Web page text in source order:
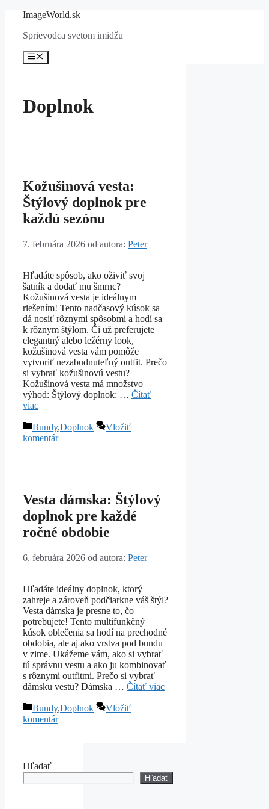
Preskočiť
obsah
ImageWorld.sk
Sprievodca svetom imidžu
Menu
Doplnok
Kožušinová vesta:
Štýlový doplnok pre
každú sezónu
7. februára 2026 od autora: Peter
Hľadáte spôsob, ako oživiť svoj
šatník a dodať mu šmrnc?
Kožušinová vesta je ideálnym
riešením! Tento nadčasový kúsok sa
dá nosiť rôznymi spôsobmi a hodí sa
k rôznym štýlom. Či už preferujete
elegantný alebo ležérny look,
kožušinová vesta vám pomôže
vytvoriť nezabudnuteľný outfit. Prečo
si vybrať kožušinovú vestu?
Kožušinová vesta má množstvo
výhod: Štýlový doplnok: … Čítať
viac
Kategórie
Bundy,Doplnok
Vložiť
komentár
Vesta dámska: Štýlový
doplnok pre každé
ročné obdobie
6. februára 2026 od autora: Peter
Hľadáte ideálny doplnok, ktorý
zahreje a zároveň podčiarkne váš štýl?
Vesta dámska je presne to, čo
potrebujete! Tento multifunkčný
kúsok oblečenia sa hodí na prechodné
obdobia, ale aj ako vrstva pod bundu
v zime. Ukážeme vám, ako si vybrať
tú správnu vestu a ako ju kombinovať
s rôznymi outfitmi. Prečo si vybrať
dámsku vestu? Dámska … Čítať viac
Kategórie
Bundy,Doplnok
Vložiť
komentár
Hľadať
Hľadať